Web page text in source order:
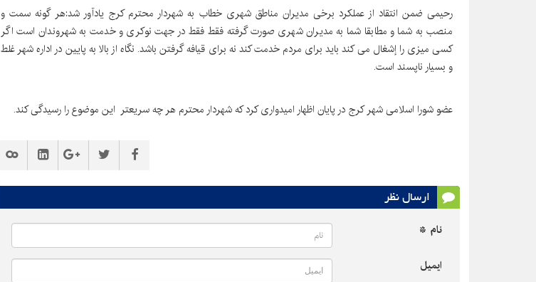
رحیمی ضمن انتقاد از عملکرد برخی مدیران مناطق شهری خطاب به شهردار محترم کرج یادآور شد:هر گونه سمت و
منصب به شما و مطابقا شما به مدیران شهری صورت گرفته فقط فقط در جهت نوکری و خدمت به شهروندان است اگر
کسی میزی را إشغال می کند باید برای مردم خدمت کند نه برای قیافه گرفتن باشد. نگاه از بالا به پایین در اداره شهر غلط
و بسیار ناپسند است.
عضو شورا اسلامی شهر کرج در پایان اظهار امیدواری کرد که شهردار محترم هر چه سریعتر این موضوع را رسیدگی کند.
ارسال نظر
نام *
ایمیل